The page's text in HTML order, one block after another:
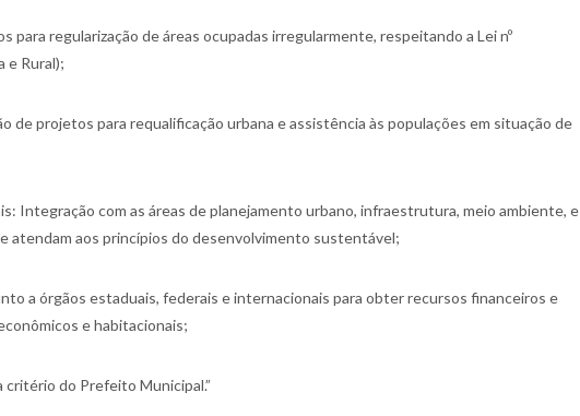
regularização de áreas ocupadas irregularmente, respeitando a Lei nº
e Rural);
de projetos para requalificação urbana e assistência às populações em situação de
Integração com as áreas de planejamento urbano, infraestrutura, meio ambiente, e
atendam aos princípios do desenvolvimento sustentável;
a órgãos estaduais, federais e internacionais para obter recursos financeiros e
e habitacionais;
do Prefeito Municipal.”